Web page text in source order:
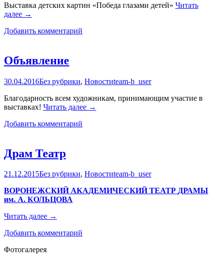
Выставка детских картин «Победа глазами детей» Читать
далее Выставка
картин
детей»
→
Добавить комментарий
Объявление
30.04.2016Без рубрики, Новостиteam-b_user
Благодарность всем художникам, принимающим участие в
выставках! Читать далее Объявление
→
Добавить комментарий
Драм Театр
21.12.2015Без рубрики, Новостиteam-b_user
ВОРОНЕЖСКИЙ АКАДЕМИЧЕСКИЙ ТЕАТР ДРАМЫ
им. А. КОЛЬЦОВА
Читать далее Драм
→
Добавить комментарий
Фотогалерея